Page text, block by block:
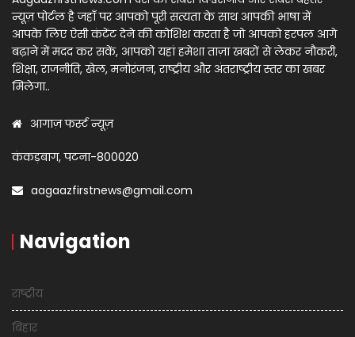
न्यूज़ पोर्टल है जहाँ पर आपको पूरी सत्यता के साथ आपकी भाषा में
आपके लिए ऐसी कंटेंट देने की कोशिश करता है जो आपको हरपल आगे
बढ़ाने में मदद कर सकें, आपको यहां हमेशा ताज़ा खबरों से लेकर नौकरी,
शिक्षा, राजनीति, खेल, मनोरंजन, राष्ट्रीय और अंतराष्ट्रीय स्तर का खबर
मिलेगा..
आगाज़ फर्स्ट न्यूज़
कंकड़बाग, पटना-800020
aagaazfirstnews@gmail.com
Navigation
राष्ट्रीय
बिहार